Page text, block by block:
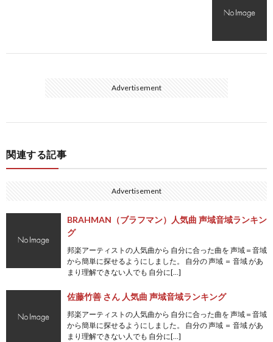
Advertisement
関連する記事
Advertisement
BRAHMAN（ブラフマン）人気曲 声域音域ランキン
グ
邦楽アーティストの人気曲から 自分に合った曲を 声域＝音域
から簡単に探せるようにしました。 自分の 声域 ＝ 音域 があ
まり理解できない人でも 自分に[…]
佐藤竹善 さん 人気曲 声域音域ランキング
邦楽アーティストの人気曲から 自分に合った曲を 声域＝音域
から簡単に探せるようにしました。 自分の 声域 ＝ 音域 があ
まり理解できない人でも 自分に[…]